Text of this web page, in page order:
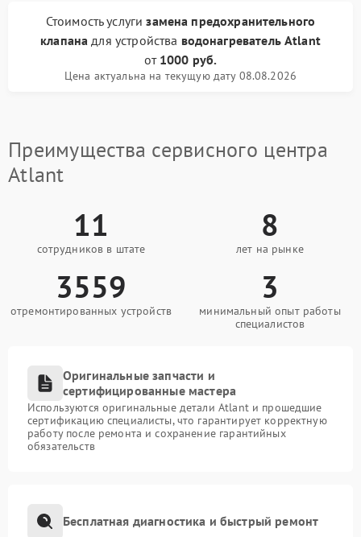
Стоимость услугизамена предохранительного
клапана для устройства водонагреватель Atlant
от 1000 руб.
Цена актуальна на текущую дату 08.08.2026
Преимущества сервисного центра
Atlant
11
сотрудников в штате
8
лет на рынке
3559
отремонтированных устройств
3
минимальный опыт работы
специалистов
Оригинальные запчасти и
сертифицированные мастера
Используются оригинальные детали Atlant и прошедшие
сертификацию специалисты, что гарантирует корректную
работу после ремонта и сохранение гарантийных
обязательств
Бесплатная диагностика и быстрый ремонт